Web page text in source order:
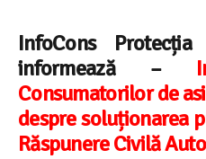
InfoCons
informează –
Consumatorilor de
despre soluționarea
Răspunere Civilă Auto